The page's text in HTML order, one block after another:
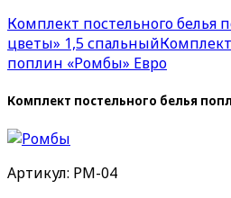
Комплект постельного белья
цветы» 1,5 спальный
поплин «Ромбы» Евро
Комплект постельного белья
Артикул: РМ-04